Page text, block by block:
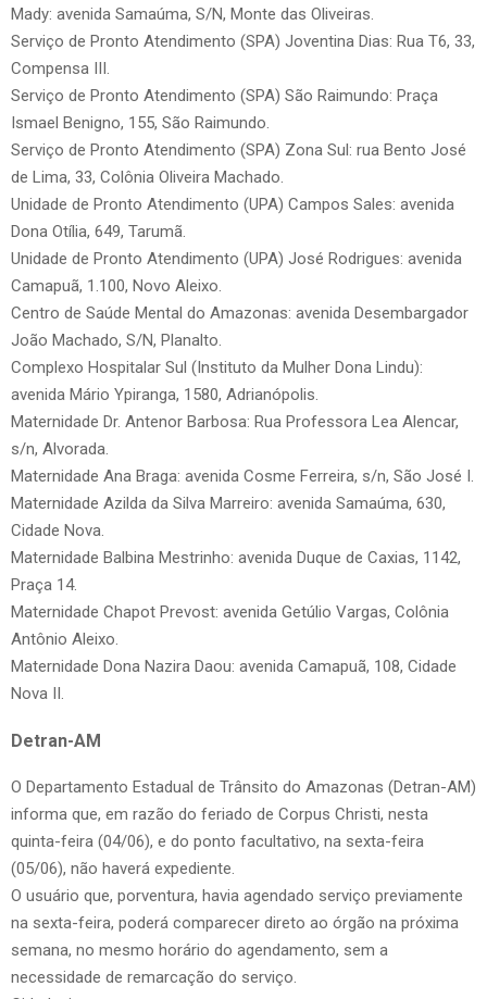
Mady: avenida Samaúma, S/N, Monte das Oliveiras.
Serviço de Pronto Atendimento (SPA) Joventina Dias: Rua T6, 33,
Compensa III.
Serviço de Pronto Atendimento (SPA) São Raimundo: Praça
Ismael Benigno, 155, São Raimundo.
Serviço de Pronto Atendimento (SPA) Zona Sul: rua Bento José
de Lima, 33, Colônia Oliveira Machado.
Unidade de Pronto Atendimento (UPA) Campos Sales: avenida
Dona Otília, 649, Tarumã.
Unidade de Pronto Atendimento (UPA) José Rodrigues: avenida
Camapuã, 1.100, Novo Aleixo.
Centro de Saúde Mental do Amazonas: avenida Desembargador
João Machado, S/N, Planalto.
Complexo Hospitalar Sul (Instituto da Mulher Dona Lindu):
avenida Mário Ypiranga, 1580, Adrianópolis.
Maternidade Dr. Antenor Barbosa: Rua Professora Lea Alencar,
s/n, Alvorada.
Maternidade Ana Braga: avenida Cosme Ferreira, s/n, São José I.
Maternidade Azilda da Silva Marreiro: avenida Samaúma, 630,
Cidade Nova.
Maternidade Balbina Mestrinho: avenida Duque de Caxias, 1142,
Praça 14.
Maternidade Chapot Prevost: avenida Getúlio Vargas, Colônia
Antônio Aleixo.
Maternidade Dona Nazira Daou: avenida Camapuã, 108, Cidade
Nova II.
Detran-AM
O Departamento Estadual de Trânsito do Amazonas (Detran-AM)
informa que, em razão do feriado de Corpus Christi, nesta
quinta-feira (04/06), e do ponto facultativo, na sexta-feira
(05/06), não haverá expediente.
O usuário que, porventura, havia agendado serviço previamente
na sexta-feira, poderá comparecer direto ao órgão na próxima
semana, no mesmo horário do agendamento, sem a
necessidade de remarcação do serviço.